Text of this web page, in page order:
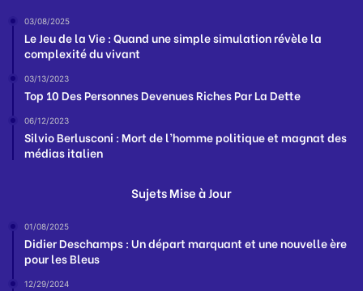
03/08/2025
Le Jeu de la Vie : Quand une simple simulation révèle la
complexité du vivant
03/13/2023
Top 10 Des Personnes Devenues Riches Par La Dette
06/12/2023
Silvio Berlusconi : Mort de l’homme politique et magnat des
médias italien
Sujets Mise à Jour
01/08/2025
Didier Deschamps : Un départ marquant et une nouvelle ère
pour les Bleus
12/29/2024